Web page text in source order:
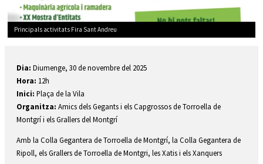
Principals activitats Fira Sant Andreu
Dia: Diumenge, 30 de novembre del 2025
Hora: 12h
Inici: Plaça de la Vila
Organitza: Amics dels Gegants i els Capgrossos de Torroella de
Montgrí i els Grallers del Montgrí
Amb la Colla Gegantera de Torroella de Montgrí, la Colla Gegantera de
Ripoll, els Grallers de Torroella de Montgri, les Xatis i els Xanquers